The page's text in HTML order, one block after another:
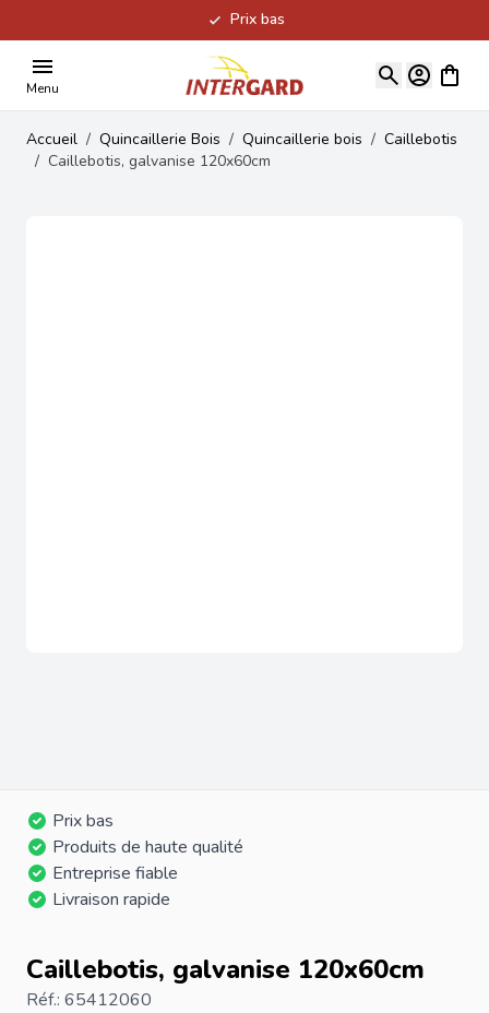
Prix bas
Menu
Voir
Accueil / Quincaillerie Bois / Quincaillerie bois / Caillebotis
/ Caillebotis, galvanise 120x60cm
Prix bas
Produits de haute qualité
Entreprise fiable
Livraison rapide
Caillebotis, galvanise 120x60cm
Réf.: 65412060